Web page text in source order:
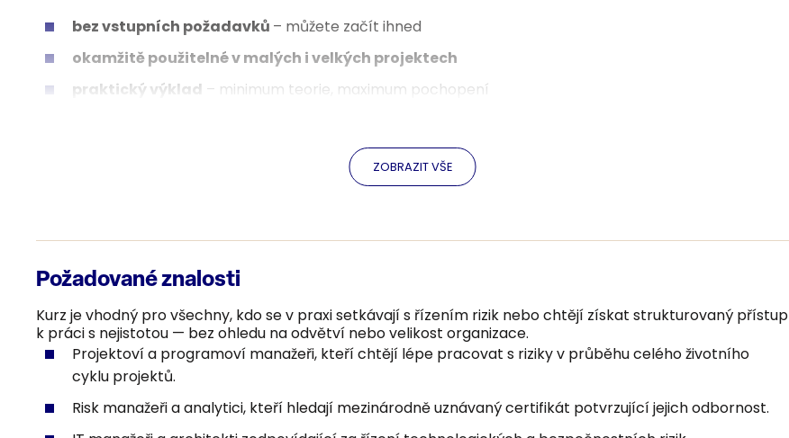
bez vstupních požadavků – můžete začít ihned
okamžitě použitelné v malých i velkých projektech
praktický výklad – minimum teorie, maximum pochopení
– nejrozšířenější metodika projektového řízení
ATO (Accredited Training Organization)
ZOBRAZIT VŠE
Požadované znalosti
Kurz je vhodný pro všechny, kdo se v praxi setkávají s řízením rizik nebo chtějí získat strukturovaný přístup
k práci s nejistotou — bez ohledu na odvětví nebo velikost organizace.
Projektoví a programoví manažeři, kteří chtějí lépe pracovat s riziky v průběhu celého životního
cyklu projektů.
Risk manažeři a analytici, kteří hledají mezinárodně uznávaný certifikát potvrzující jejich odbornost.